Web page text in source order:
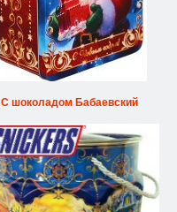
С шоколадом Бабаевский